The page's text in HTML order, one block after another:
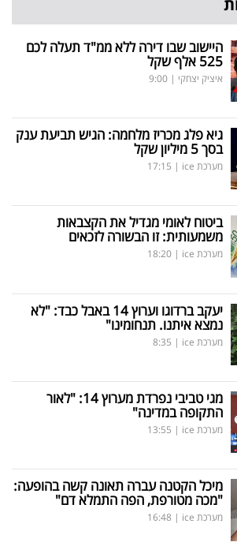
היישוב שבו דירה ללא ממ"ד תעלה לכם
525 אלף שקל
איציק יצחקי |
9:00
גיא פלג מכריז מלחמה: הגיש תביעת ענק
בסך 5 מיליון שקל
מערכת ice |
17:15
ביטוח לאומי מגדיל את הקצבאות
משמעותית: זו הבשורה לזכאים
מערכת ice |
18:20
יעקב ברדוגו וערוץ 14 באבל כבד: "לא
נמצא איתנו. תנחומינו"
מערכת ice |
8:35
מגי טביבי נפרדת מערוץ 14: "לאור
התקופה במדינה"
מערכת ice |
13:55
מיכל הקטנה עברה תאונה קשה בהופעה:
"מכה מטורפת, הפה התמלא דם"
מערכת ice |
16:48